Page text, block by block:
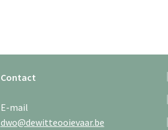
worden
productpagina
Contact
E-mail
dwo@dewitteooievaar.be